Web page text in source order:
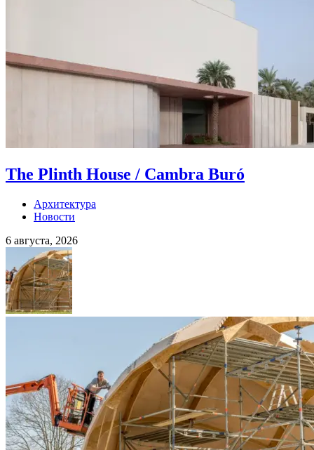
The Plinth House / Cambra Buró
Архитектура
Новости
6 августа, 2026